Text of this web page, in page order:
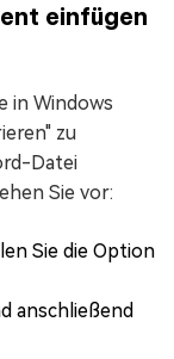
einfügen
in Windows
zu
Datei
Sie vor:
Sie die Option
anschließend